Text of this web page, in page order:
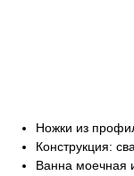
Ножки из
Конструкция:
Ванна моечная